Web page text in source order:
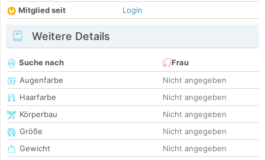
Mitglied seit
Login
Weitere Details
Suche nach
Frau
Augenfarbe
Nicht angegeben
Haarfarbe
Nicht angegeben
Körperbau
Nicht angegeben
Größe
Nicht angegeben
Gewicht
Nicht angegeben